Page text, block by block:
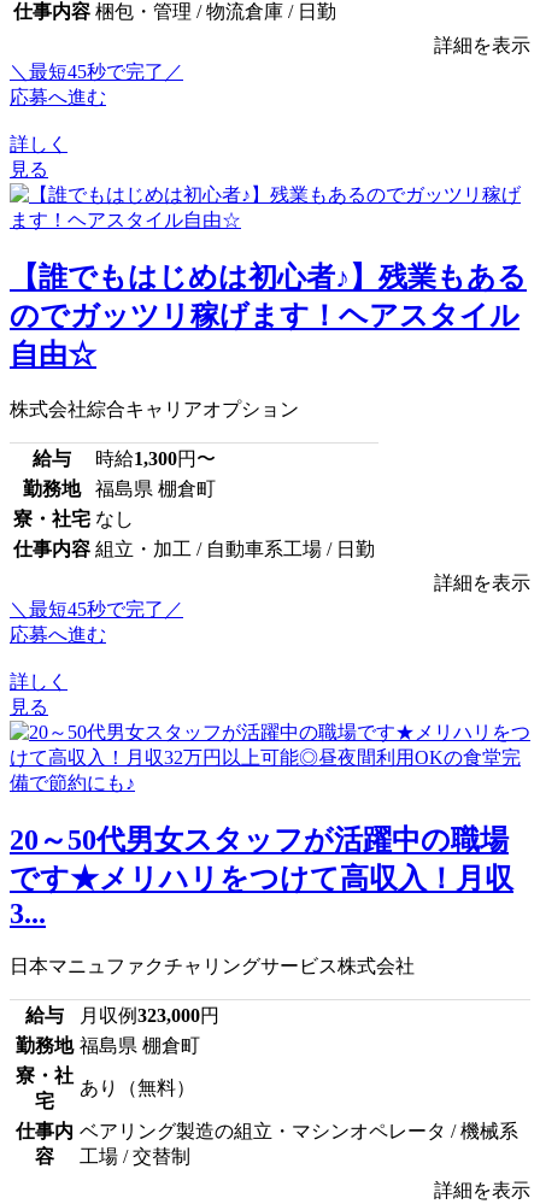
仕事内容 梱包・管理 / 物流倉庫 / 日勤
詳細を表示
＼最短45秒で完了／
応募へ進む
詳しく
見る
【誰でもはじめは初心者♪】残業もある
のでガッツリ稼げます！ヘアスタイル
自由☆
株式会社綜合キャリアオプション
給与 時給1,300円〜
勤務地
福島県 棚倉町
寮・社宅 なし
仕事内容 組立・加工 / 自動車系工場 / 日勤
詳細を表示
＼最短45秒で完了／
応募へ進む
詳しく
見る
20～50代男女スタッフが活躍中の職場
です★メリハリをつけて高収入！月収
3...
日本マニュファクチャリングサービス株式会社
給与 月収例323,000円
勤務地 福島県 棚倉町
寮・社
宅
あり（無料）
仕事内
容
ベアリング製造の組立・マシンオペレータ / 機械系
工場 / 交替制
詳細を表示